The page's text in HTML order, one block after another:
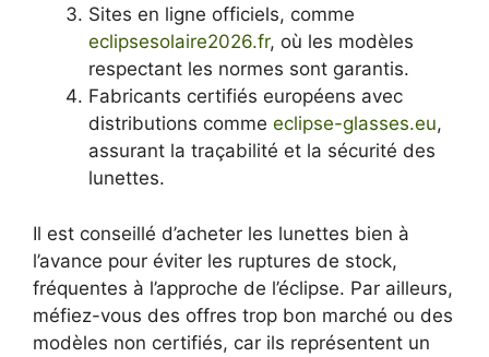
Sites en ligne officiels, comme
eclipsesolaire2026.fr, où les modèles
respectant les normes sont garantis.
Fabricants certifiés européens avec
distributions comme eclipse-glasses.eu,
assurant la traçabilité et la sécurité des
lunettes.
Il est conseillé d’acheter les lunettes bien à
l’avance pour éviter les ruptures de stock,
fréquentes à l’approche de l’éclipse. Par ailleurs,
méfiez-vous des offres trop bon marché ou des
modèles non certifiés, car ils représentent un